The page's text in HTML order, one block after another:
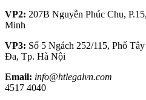
VP2: 207B Nguyễn Phúc Chu,
Minh
VP3: Số 5 Ngách 252/115, Phố
Đa, Tp. Hà Nội
Email: info@htlegalvn.com
4517 4040